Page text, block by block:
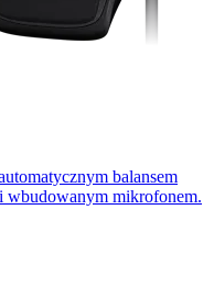
balansem
wbudowanym mikrofonem.